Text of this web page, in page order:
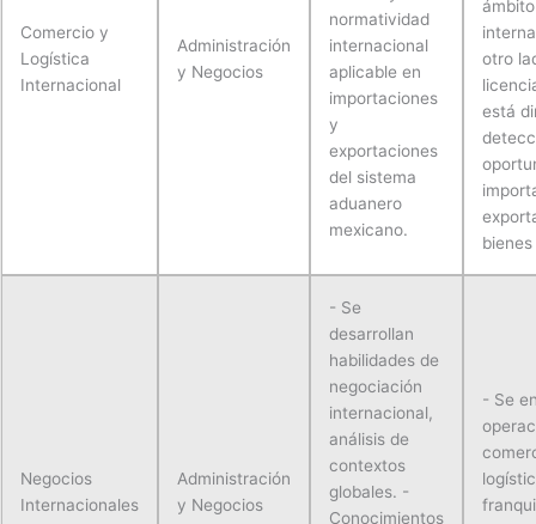
Comercio y
Logística
Internacional
Administración
y Negocios
normatividad
internacional
aplicable en
importaciones
y
exportaciones
del sistema
aduanero
mexicano.
ámbito
otro
está
Negocios
Internacionales
Administración
y Negocios
- Se
desarrollan
habilidades de
negociación
internacional,
análisis de
contextos
globales. -
Conocimientos
- Se